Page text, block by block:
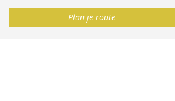
Plan je route